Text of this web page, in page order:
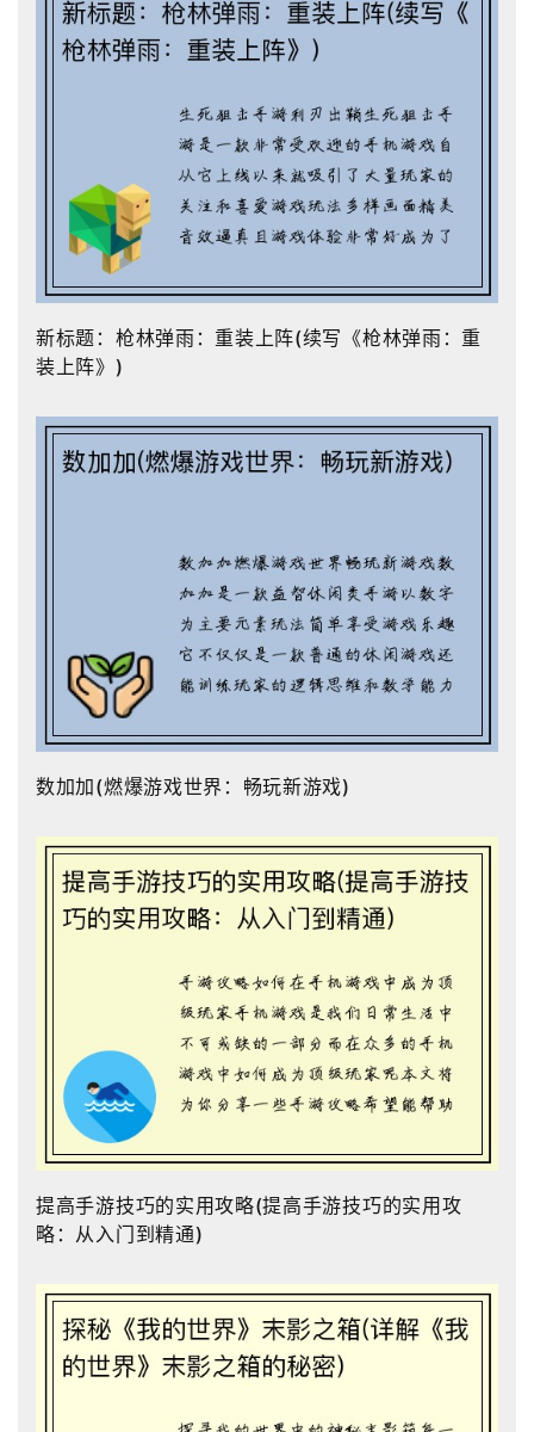
新标题：枪林弹雨：重装上阵(续写《枪林弹雨：重
装上阵》)
数加加(燃爆游戏世界：畅玩新游戏)
提高手游技巧的实用攻略(提高手游技巧的实用攻
略：从入门到精通)